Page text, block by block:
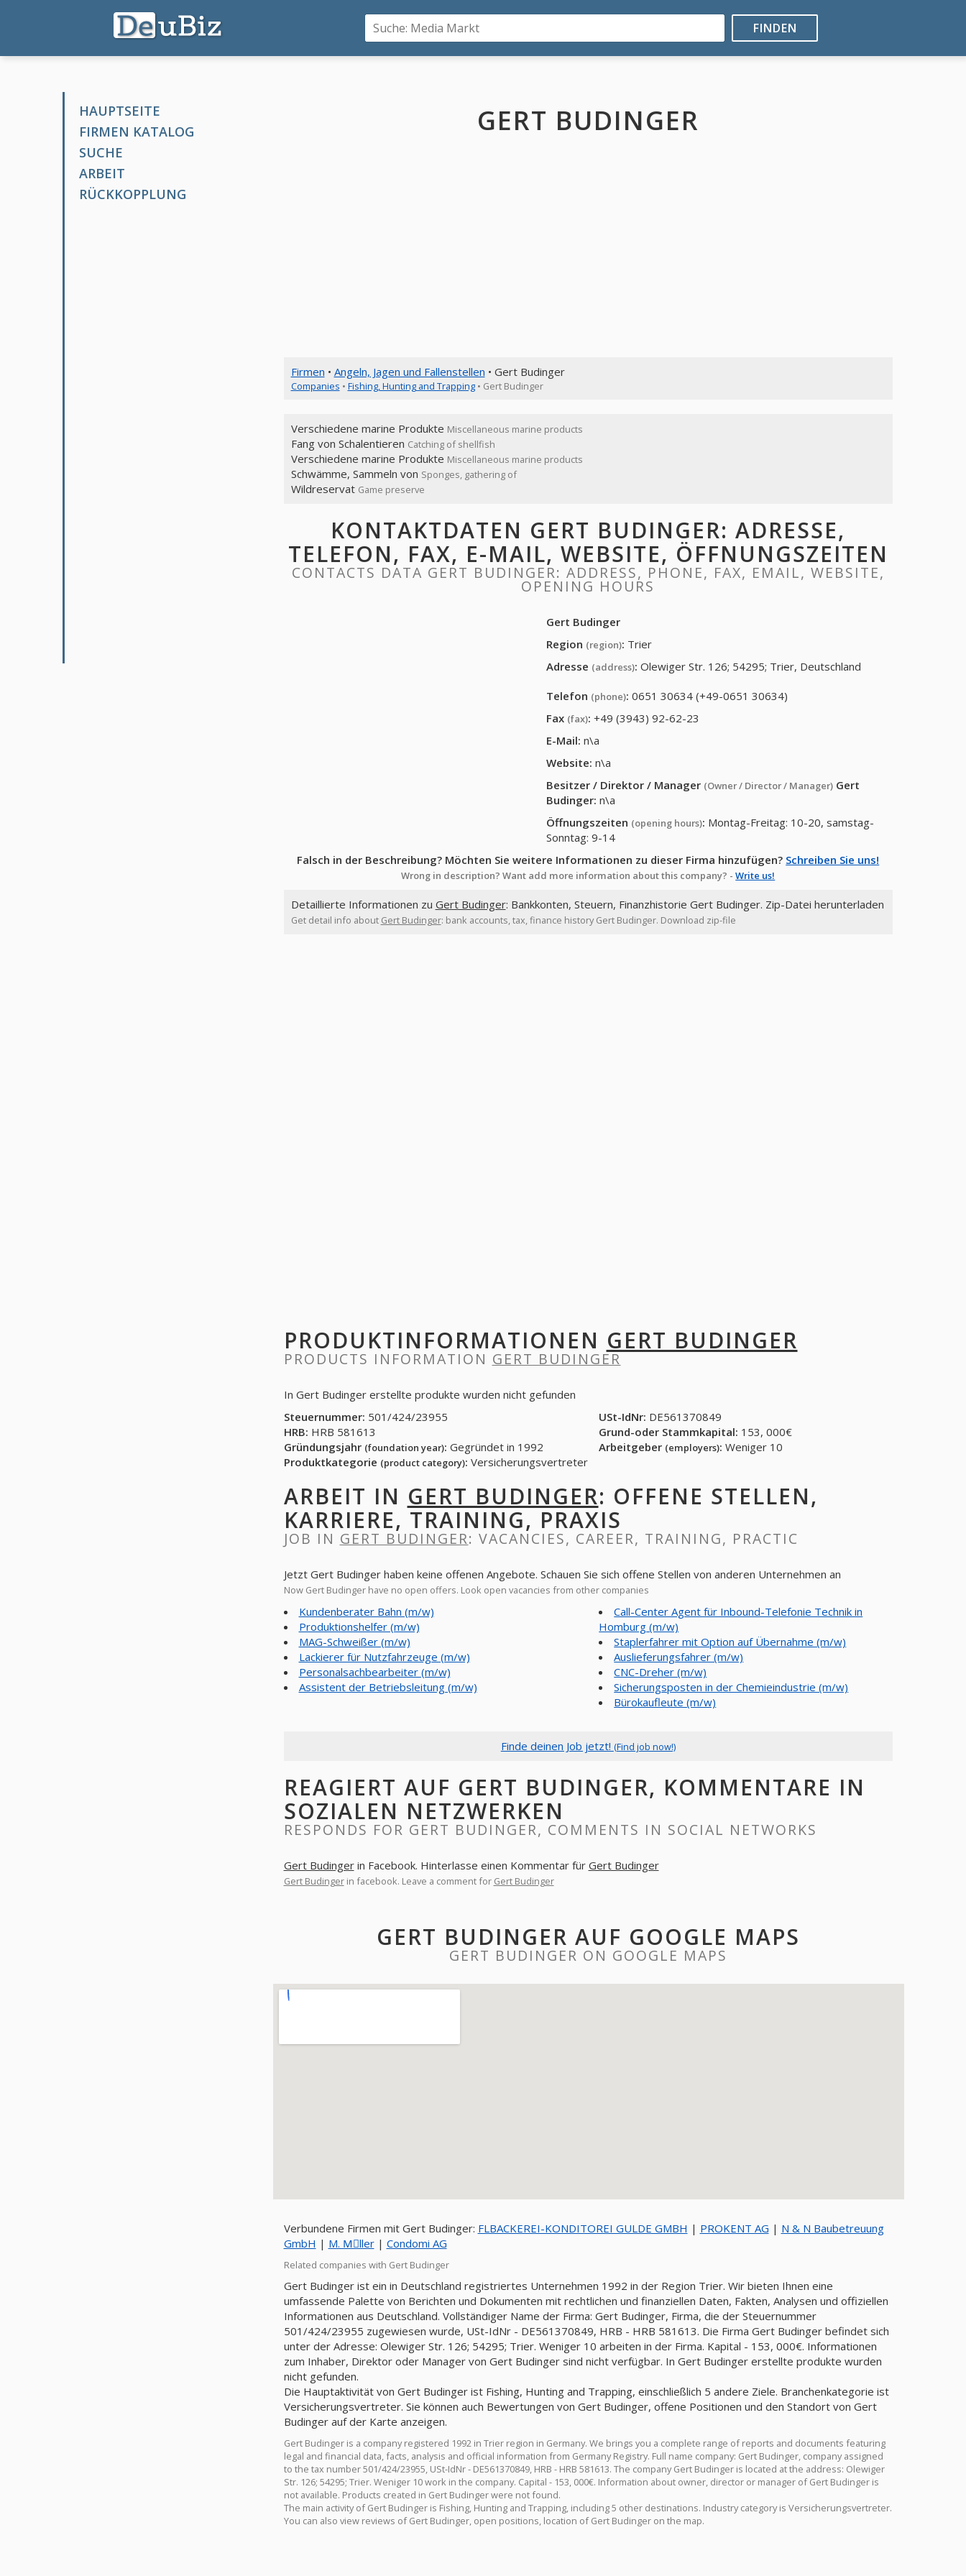
FINDEN
HAUPTSEITE
FIRMEN KATALOG
SUCHE
ARBEIT
RÜCKKOPPLUNG
GERT BUDINGER
Firmen • Angeln, Jagen und Fallenstellen • Gert Budinger
Companies • Fishing, Hunting and Trapping• Gert Budinger
Verschiedene marine Produkte Miscellaneous marine products
Fang von Schalentieren Catching of shellfish
Verschiedene marine Produkte Miscellaneous marine products
Schwämme, Sammeln von Sponges, gathering of
Wildreservat Game preserve
KONTAKTDATEN GERT BUDINGER: ADRESSE,
TELEFON, FAX, E-MAIL, WEBSITE, ÖFFNUNGSZEITEN
CONTACTS DATA GERT BUDINGER: ADDRESS, PHONE, FAX, EMAIL, WEBSITE,
OPENING HOURS
Gert Budinger
Region (region): Trier
Adresse (address): Olewiger Str. 126; 54295; Trier, Deutschland
Telefon (phone): 0651 30634 (+49-0651 30634)
Fax (fax): +49 (3943) 92-62-23
E-Mail: n\a
Website: n\a
Besitzer / Direktor / Manager (Owner / Director / Manager) Gert
Budinger: n\a
Öffnungszeiten (opening hours): Montag-Freitag: 10-20, samstag-
Sonntag: 9-14
Falsch in der Beschreibung? Möchten Sie weitere Informationen zu dieser Firma hinzufügen? Schreiben Sie uns!
Wrong in description? Want add more information about this company? -Write us!
Detaillierte Informationen zu Gert Budinger: Bankkonten, Steuern, Finanzhistorie Gert Budinger. Zip-Datei herunterladen
Get detail info about Gert Budinger: bank accounts, tax, finance history Gert Budinger. Download zip-file
PRODUKTINFORMATIONEN GERT BUDINGER
PRODUCTS INFORMATION GERT BUDINGER
In Gert Budinger erstellte produkte wurden nicht gefunden
Steuernummer: 501/424/23955 USt-IdNr: DE561370849
HRB: HRB 581613 Grund-oder Stammkapital: 153, 000€
Gründungsjahr (foundation year): Gegründet in 1992 Arbeitgeber (employers): Weniger 10
Produktkategorie (product category): Versicherungsvertreter
ARBEIT IN GERT BUDINGER: OFFENE STELLEN,
KARRIERE, TRAINING, PRAXIS
JOB IN GERT BUDINGER: VACANCIES, CAREER, TRAINING, PRACTIC
Jetzt Gert Budinger haben keine offenen Angebote. Schauen Sie sich offene Stellen von anderen Unternehmen an
Now Gert Budinger have no open offers. Look open vacancies from other companies
Kundenberater Bahn (m/w)
Produktionshelfer (m/w)
MAG-Schweißer (m/w)
Lackierer für Nutzfahrzeuge (m/w)
Personalsachbearbeiter (m/w)
Assistent der Betriebsleitung (m/w)
Call-Center Agent für Inbound-Telefonie Technik in
Homburg (m/w)
Staplerfahrer mit Option auf Übernahme (m/w)
Auslieferungsfahrer (m/w)
CNC-Dreher (m/w)
Sicherungsposten in der Chemieindustrie (m/w)
Bürokaufleute (m/w)
Finde deinen Job jetzt! (Find job now!)
REAGIERT AUF GERT BUDINGER, KOMMENTARE IN
SOZIALEN NETZWERKEN
RESPONDS FOR GERT BUDINGER, COMMENTS IN SOCIAL NETWORKS
Gert Budingerin Facebook. Hinterlasse einen Kommentar für Gert Budinger
Gert Budingerin facebook. Leave a comment for Gert Budinger
GERT BUDINGER AUF GOOGLE MAPS
GERT BUDINGER ON GOOGLE MAPS
Verbundene Firmen mit Gert Budinger: FLBACKEREI-KONDITOREI GULDE GMBH | PROKENT AG | N & N Baubetreuung
GmbH | M. Mِller| Condomi AG
Related companies with Gert Budinger
Gert Budinger ist ein in Deutschland registriertes Unternehmen 1992 in der Region Trier. Wir bieten Ihnen eine
umfassende Palette von Berichten und Dokumenten mit rechtlichen und finanziellen Daten, Fakten, Analysen und offiziellen
Informationen aus Deutschland. Vollständiger Name der Firma: Gert Budinger, Firma, die der Steuernummer
501/424/23955 zugewiesen wurde, USt-IdNr - DE561370849, HRB - HRB 581613. Die Firma Gert Budinger befindet sich
unter der Adresse: Olewiger Str. 126; 54295; Trier. Weniger 10 arbeiten in der Firma. Kapital - 153, 000€. Informationen
zum Inhaber, Direktor oder Manager von Gert Budinger sind nicht verfügbar. In Gert Budinger erstellte produkte wurden
nicht gefunden.
Die Hauptaktivität von Gert Budinger ist Fishing, Hunting and Trapping, einschließlich 5 andere Ziele. Branchenkategorie ist
Versicherungsvertreter. Sie können auch Bewertungen von Gert Budinger, offene Positionen und den Standort von Gert
Budinger auf der Karte anzeigen.
Gert Budinger is a company registered 1992 in Trier region in Germany. We brings you a complete range of reports and documents featuring
legal and financial data, facts, analysis and official information from Germany Registry. Full name company: Gert Budinger, company assigned
to the tax number 501/424/23955, USt-IdNr - DE561370849, HRB - HRB 581613. The company Gert Budinger is located at the address: Olewiger
Str. 126; 54295; Trier. Weniger 10 work in the company. Capital - 153, 000€. Information about owner, director or manager of Gert Budinger is
not available. Products created in Gert Budinger were not found.
The main activity of Gert Budinger is Fishing, Hunting and Trapping, including 5 other destinations. Industry category is Versicherungsvertreter.
You can also view reviews of Gert Budinger, open positions, location of Gert Budinger on the map.